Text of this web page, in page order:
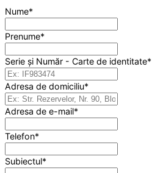
Nume*
Prenume*
Serie și Număr - Carte de identitate*
Adresa de domiciliu*
Adresa de e-mail*
Telefon*
Subiectul*